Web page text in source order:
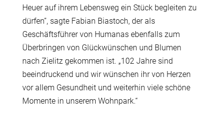
Heuer auf ihrem Lebensweg ein Stück begleiten zu
dürfen”, sagte Fabian Biastoch, der als
Geschäftsführer von Humanas ebenfalls zum
Überbringen von Glückwünschen und Blumen
nach Zielitz gekommen ist. „102 Jahre sind
beeindruckend und wir wünschen ihr von Herzen
vor allem Gesundheit und weiterhin viele schöne
Momente in unserem Wohnpark.“